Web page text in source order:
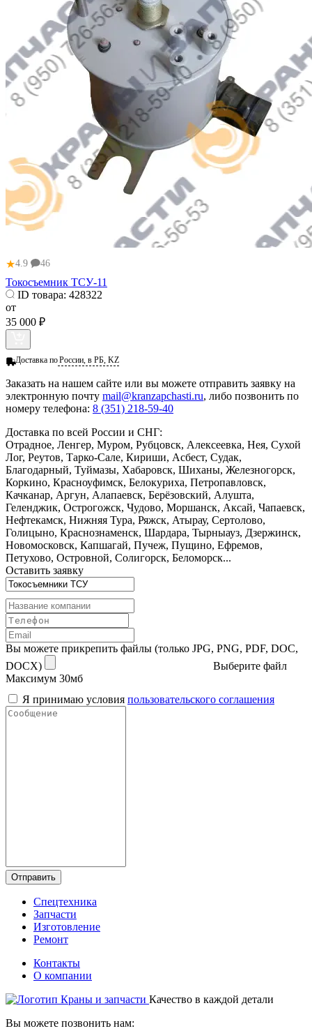
★4.9 46
Токосъемник ТСУ-11
ID товара: 428322
от
35 000 ₽
Доставка поРоссии, в РБ, KZ
Заказать на нашем сайте или вы можете отправить заявку на
электронную почту mail@kranzapchasti.ru, либо позвонить по
номеру телефона: 8 (351) 218-59-40
Доставка по всей России и СНГ:
Отрадное, Ленгер, Муром, Рубцовск, Алексеевка, Нея, Сухой
Лог, Реутов, Тарко-Сале, Кириши, Асбест, Судак,
Благодарный, Туймазы, Хабаровск, Шиханы, Железногорск,
Коркино, Красноуфимск, Белокуриха, Петропавловск,
Качканар, Аргун, Алапаевск, Берёзовский, Алушта,
Геленджик, Острогожск, Чудово, Моршанск, Аксай, Чапаевск,
Нефтекамск, Нижняя Тура, Ряжск, Атырау, Сертолово,
Голицыно, Краснознаменск, Шардара, Тырныауз, Дзержинск,
Новомосковск, Капшагай, Пучеж, Пущино, Ефремов,
Петухово, Островной, Солигорск, Беломорск...
Оставить заявку
Вы можете прикрепить файлы (только JPG, PNG, PDF, DOC,
DOCX)
Выберите файл
Максимум 30мб
Я принимаю условия пользовательского соглашения
Отправить
Спецтехника
Запчасти
Изготовление
Ремонт
Контакты
О компании
Качество в каждой детали
Вы можете позвонить нам: